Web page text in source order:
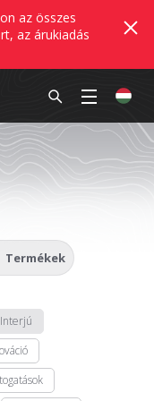
az összes
az árukiadás
Termékek
Interjú